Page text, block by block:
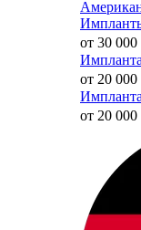
от 30 000
от 20 000
от 20 000